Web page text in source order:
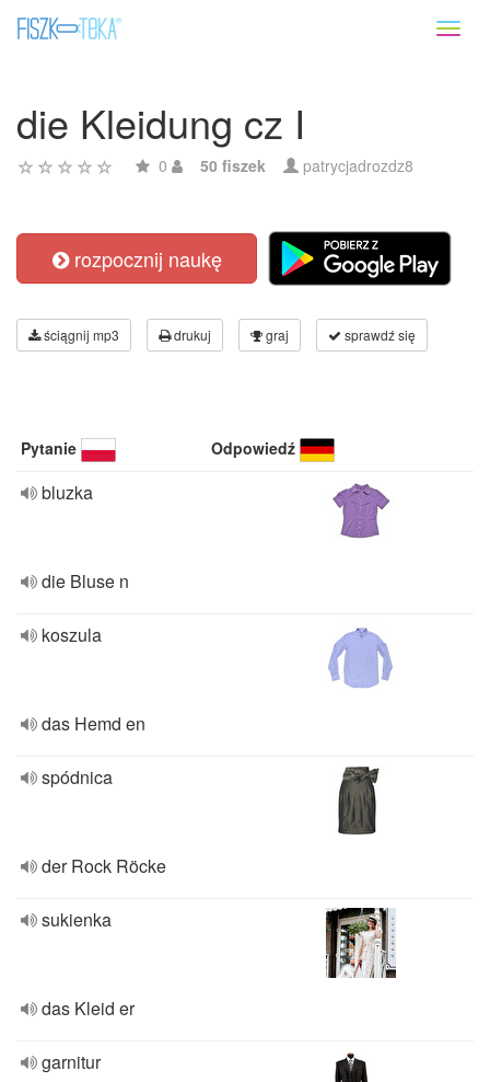
die Kleidung cz I
0 50 fiszek patrycjadrozdz8
rozpocznij naukę
ściągnij mp3 drukuj graj sprawdź się
Pytanie Odpowiedź
bluzka
die Bluse n
koszula
das Hemd en
spódnica
der Rock Röcke
sukienka
das Kleid er
garnitur